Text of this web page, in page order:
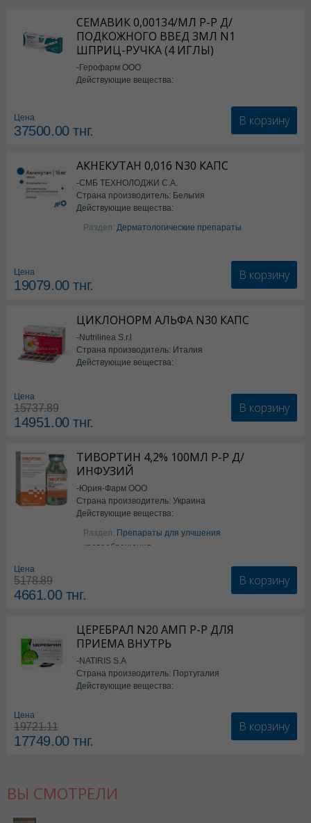
СЕМАВИК 0,00134/МЛ Р-Р Д/
ПОДКОЖНОГО ВВЕД 3МЛ N1
ШПРИЦ-РУЧКА (4 ИГЛЫ)
-Герофарм ООО
Действующие вещества:
Цена
37500.00тнг.
В корзину
АКНЕКУТАН 0,016 N30 КАПС
-СМБ ТЕХНОЛОДЖИ С.А.
Страна производитель: Бельгия
Действующие вещества:
Изотретиноин
Раздел: Дерматологические препараты
Цена
19079.00тнг.
В корзину
ЦИКЛОНОРМ АЛЬФА N30 КАПС
-Nutrilinea S.r.l
Страна производитель: Италия
Действующие вещества:
Цена
15737.89
14951.00тнг.
В корзину
ТИВОРТИН 4,2% 100МЛ Р-Р Д/
ИНФУЗИЙ
-Юрия-Фарм ООО
Страна производитель: Украина
Действующие вещества:
Аргинин
Раздел: Препараты для улчшения
кровообращения
Цена
5178.89
4661.00тнг.
В корзину
ЦЕРЕБРАЛ N20 АМП Р-Р ДЛЯ
ПРИЕМА ВНУТРЬ
-NATIRIS S.A
Страна производитель: Португалия
Действующие вещества:
Цена
19721.11
17749.00тнг.
В корзину
ВЫ СМОТРЕЛИ